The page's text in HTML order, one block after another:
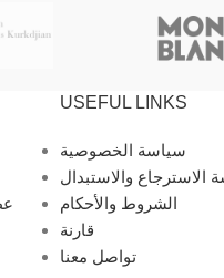
USEFUL LINKS
سياسة الخصوصية
الاسترجاع والاستبدال
الشروط والأحكام
قارنة
تواصل معنا